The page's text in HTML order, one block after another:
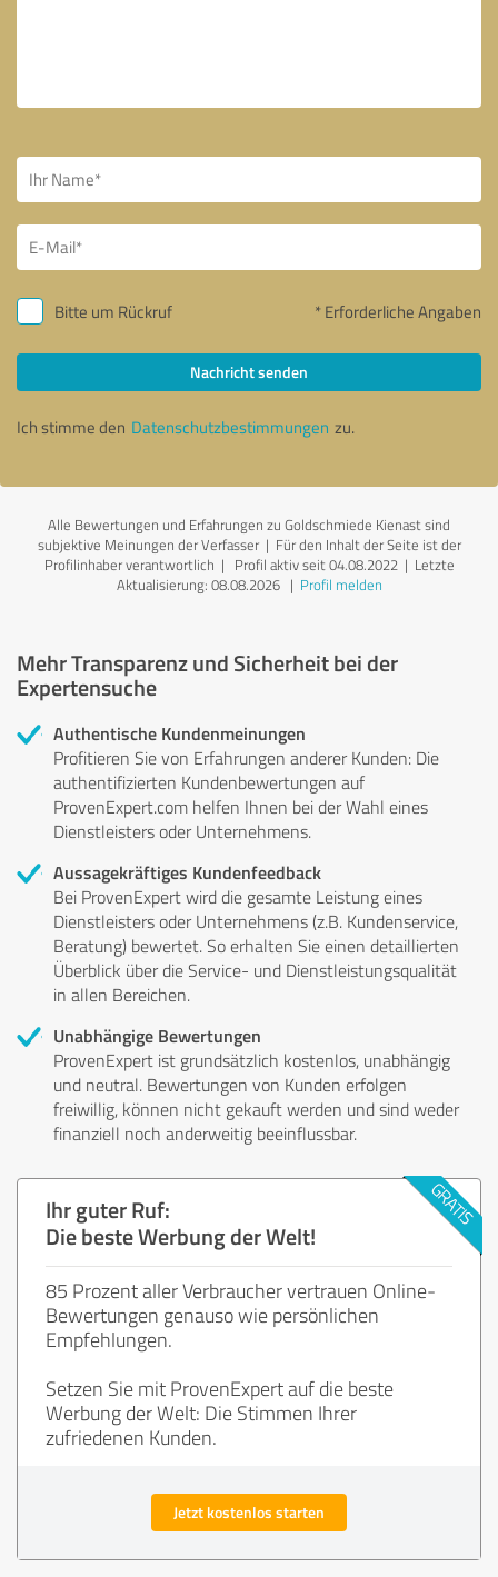
Bitte um Rückruf * Erforderliche Angaben
Nachricht senden
Ich stimme den Datenschutzbestimmungen zu.
Alle Bewertungen und Erfahrungen zu Goldschmiede Kienast sind
subjektive Meinungen der Verfasser | Für den Inhalt der Seite ist der
Profilinhaber verantwortlich | Profil aktiv seit 04.08.2022 | Letzte
Aktualisierung: 08.08.2026| Profil melden
Mehr Transparenz und Sicherheit bei der
Expertensuche
Authentische Kundenmeinungen
Profitieren Sie von Erfahrungen anderer Kunden: Die
authentifizierten Kundenbewertungen auf
ProvenExpert.com helfen Ihnen bei der Wahl eines
Dienstleisters oder Unternehmens.
Aussagekräftiges Kundenfeedback
Bei ProvenExpert wird die gesamte Leistung eines
Dienstleisters oder Unternehmens (z.B. Kundenservice,
Beratung) bewertet. So erhalten Sie einen detaillierten
Überblick über die Service- und Dienstleistungsqualität
in allen Bereichen.
Unabhängige Bewertungen
ProvenExpert ist grundsätzlich kostenlos, unabhängig
und neutral. Bewertungen von Kunden erfolgen
freiwillig, können nicht gekauft werden und sind weder
finanziell noch anderweitig beeinflussbar.
Ihr guter Ruf:
Die beste Werbung der Welt!
85 Prozent aller Verbraucher vertrauen Online-
Bewertungen genauso wie persönlichen
Empfehlungen.
Setzen Sie mit ProvenExpert auf die beste
Werbung der Welt: Die Stimmen Ihrer
zufriedenen Kunden.
Jetzt kostenlos starten